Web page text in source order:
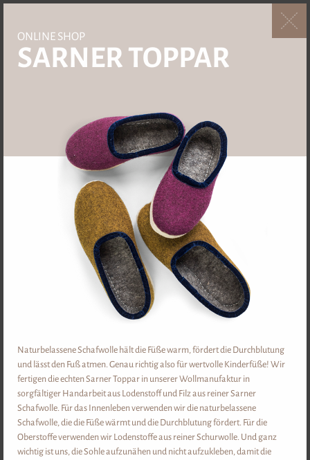
SARNER TOPPAR
ONLINE SHOP
Naturbelassene Schafwolle hält die Füße warm, fördert die Durchblutung
und lässt den Fuß atmen. Genau richtig also für wertvolle Kinderfüße! Wir
fertigen die echten Sarner Toppar in unserer Wollmanufaktur in
sorgfältiger Handarbeit aus Lodenstoff und Filz aus reiner Sarner
Schafwolle. Für das Innenleben verwenden wir die naturbelassene
Schafwolle, die die Füße wärmt und die Durchblutung fördert. Für die
Oberstoffe verwenden wir Lodenstoffe aus reiner Schurwolle. Und ganz
wichtig ist uns, die Sohle aufzunähen und nicht aufzukleben, damit die
ab€ 210,00-
SARNER TOPPAR
ab€ 56,00-